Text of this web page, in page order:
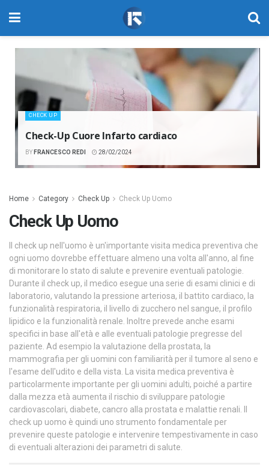
CHECK UP
Check-Up Cuore Infarto cardiaco
BY FRANCESCO REDI 28/02/2024
Home Category Check Up Check Up Uomo
Check Up Uomo
Il check up nell'uomo è un'importante visita medica preventiva che
ogni uomo dovrebbe effettuare almeno una volta all'anno, al fine
di monitorare lo stato di salute e prevenire eventuali patologie.
Durante il check up, il medico esegue una serie di esami clinici e di
laboratorio, valutando la pressione arteriosa, il battito cardiaco, la
funzionalità respiratoria, il livello di zucchero nel sangue, il profilo
lipidico e la funzionalità renale. Inoltre prevede anche esami
specifici in base all'età e alle eventuali patologie pregresse del
paziente. Ad esempio la valutazione della prostata, la
mammografia per gli uomini con familiarità per il tumore al seno e
l'esame dell'udito e della vista. La visita medica preventiva è
particolarmente importante per gli uomini adulti, poiché a partire
dalla mezza età aumenta il rischio di sviluppare patologie
cardiovascolari, diabete, cancro alla prostata e malattie renali. Il
check up uomo è quindi uno strumento fondamentale per
prevenire queste patologie e intervenire tempestivamente in caso
di eventuali alterazioni dei parametri di salute.